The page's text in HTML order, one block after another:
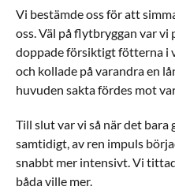
Vi bestämde oss för att
oss. Väl på flytbryggan var
doppade försiktigt fötterna i
och kollade på varandra en
huvuden sakta fördes mot
Till slut var vi så när det bara
samtidigt, av ren impuls
snabbt mer intensivt. Vi
båda ville mer.